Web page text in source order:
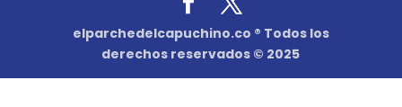
elparchedelcapuchino.co ® Todos los
derechos reservados © 2025